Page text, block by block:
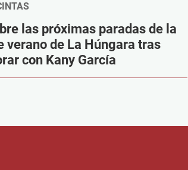
las próximas paradas de la
verano de La Húngara tras
con Kany García